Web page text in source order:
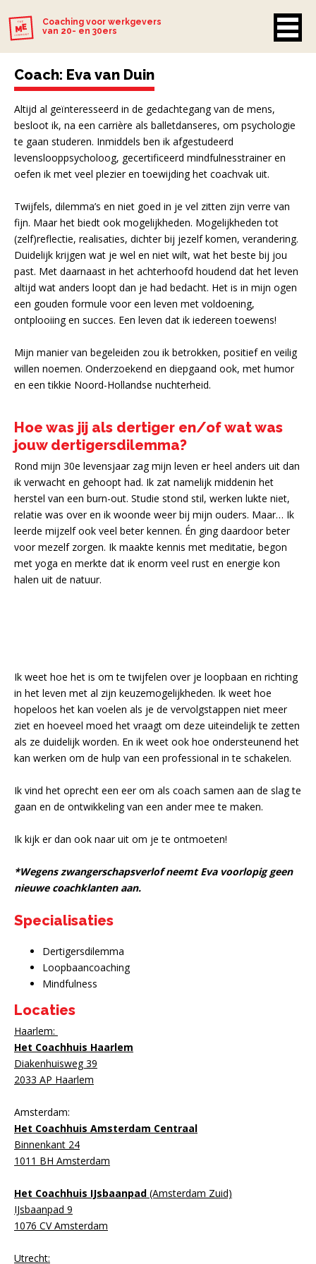
Coaching voor werkgevers
van 20- en 30ers
Coach: Eva van Duin
Altijd al geïnteresseerd in de gedachtegang van de mens,
besloot ik, na een carrière als balletdanseres, om psychologie
te gaan studeren. Inmiddels ben ik afgestudeerd
levenslooppsycholoog, gecertificeerd mindfulnesstrainer en
oefen ik met veel plezier en toewijding het coachvak uit.
Twijfels, dilemma’s en niet goed in je vel zitten zijn verre van
fijn. Maar het biedt ook mogelijkheden. Mogelijkheden tot
(zelf)reflectie, realisaties, dichter bij jezelf komen, verandering.
Duidelijk krijgen wat je wel en niet wilt, wat het beste bij jou
past. Met daarnaast in het achterhoofd houdend dat het leven
altijd wat anders loopt dan je had bedacht. Het is in mijn ogen
een gouden formule voor een leven met voldoening,
ontplooiing en succes. Een leven dat ik iedereen toewens!
Mijn manier van begeleiden zou ik betrokken, positief en veilig
willen noemen. Onderzoekend en diepgaand ook, met humor
en een tikkie Noord-Hollandse nuchterheid.
Hoe was jij als dertiger en/of wat was
jouw dertigersdilemma?
Rond mijn 30e levensjaar zag mijn leven er heel anders uit dan
ik verwacht en gehoopt had. Ik zat namelijk middenin het
herstel van een burn-out. Studie stond stil, werken lukte niet,
relatie was over en ik woonde weer bij mijn ouders. Maar… Ik
leerde mijzelf ook veel beter kennen. Én ging daardoor beter
voor mezelf zorgen. Ik maakte kennis met meditatie, begon
met yoga en merkte dat ik enorm veel rust en energie kon
halen uit de natuur.
Ik weet hoe het is om te twijfelen over je loopbaan en richting
in het leven met al zijn keuzemogelijkheden. Ik weet hoe
hopeloos het kan voelen als je de vervolgstappen niet meer
ziet en hoeveel moed het vraagt om deze uiteindelijk te zetten
als ze duidelijk worden. En ik weet ook hoe ondersteunend het
kan werken om de hulp van een professional in te schakelen.
Ik vind het oprecht een eer om als coach samen aan de slag te
gaan en de ontwikkeling van een ander mee te maken.
Ik kijk er dan ook naar uit om je te ontmoeten!
*Wegens zwangerschapsverlof neemt Eva voorlopig geen
nieuwe coachklanten aan.
Specialisaties
Dertigersdilemma
Loopbaancoaching
Mindfulness
Locaties
Haarlem:
Het Coachhuis Haarlem
Diakenhuisweg 39
2033 AP Haarlem
Amsterdam:
Het Coachhuis Amsterdam Centraal
Binnenkant 24
1011 BH Amsterdam
Het Coachhuis IJsbaanpad (Amsterdam Zuid)
IJsbaanpad 9
1076 CV Amsterdam
Utrecht: